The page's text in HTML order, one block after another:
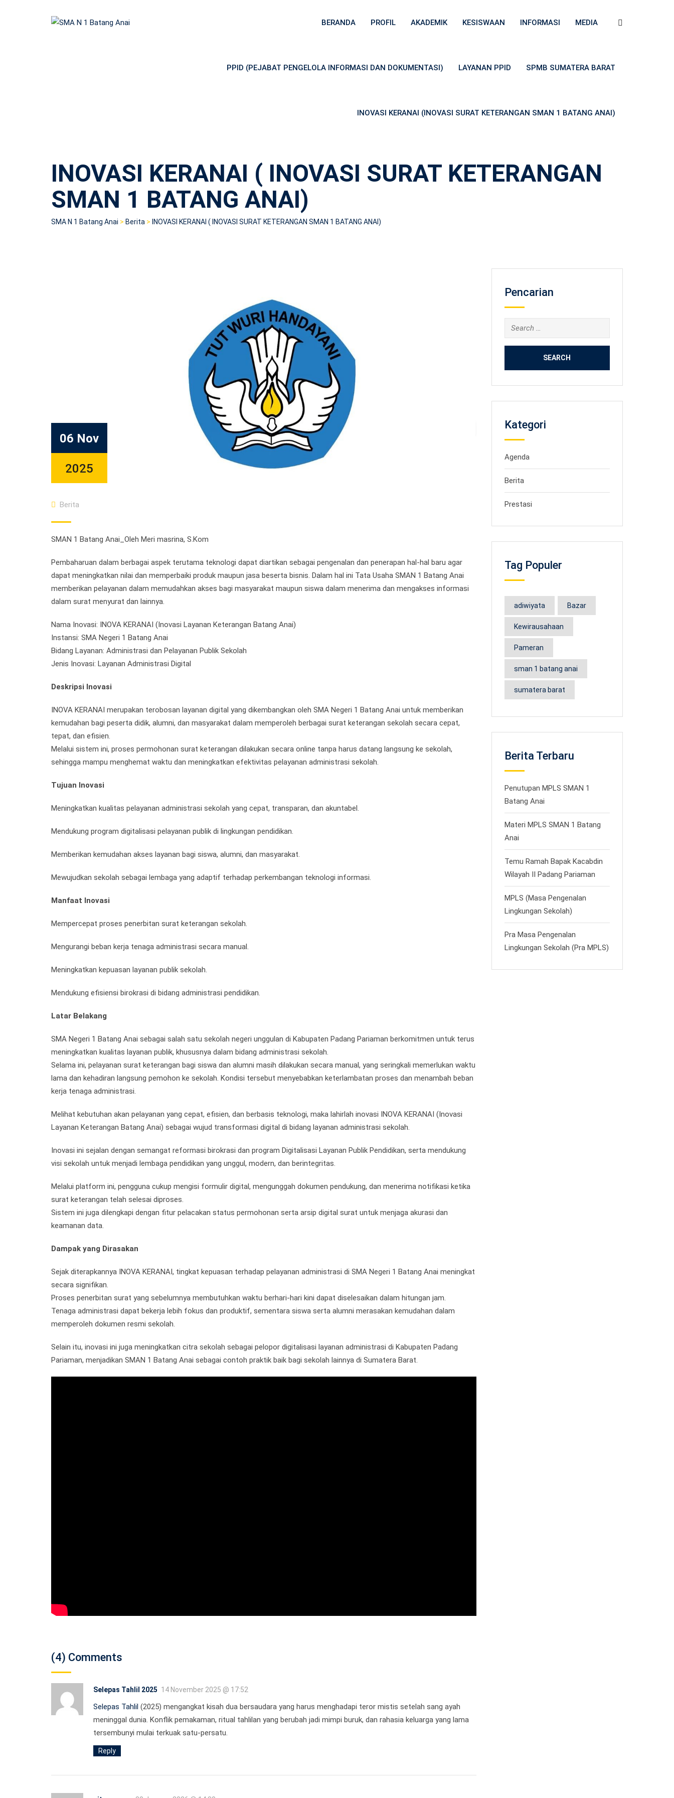
BERANDA PROFIL AKADEMIK KESISWAAN INFORMASI MEDIA
PPID (PEJABAT PENGELOLA INFORMASI DAN DOKUMENTASI) LAYANAN PPID SPMB SUMATERA BARAT
INOVASI KERANAI (INOVASI SURAT KETERANGAN SMAN 1 BATANG ANAI)
INOVASI KERANAI ( INOVASI SURAT KETERANGAN
SMAN 1 BATANG ANAI)
SMA N 1 Batang Anai > Berita > INOVASI KERANAI ( INOVASI SURAT KETERANGAN SMAN 1 BATANG ANAI)
06 Nov
2025
Berita
SMAN 1 Batang Anai_Oleh Meri masrina, S.Kom
Pembaharuan dalam berbagai aspek terutama teknologi dapat diartikan sebagai pengenalan dan penerapan hal-hal baru agar
dapat meningkatkan nilai dan memperbaiki produk maupun jasa beserta bisnis. Dalam hal ini Tata Usaha SMAN 1 Batang Anai
memberikan pelayanan dalam memudahkan akses bagi masyarakat maupun siswa dalam menerima dan mengakses informasi
dalam surat menyurat dan lainnya.
Nama Inovasi: INOVA KERANAI (Inovasi Layanan Keterangan Batang Anai)
Instansi: SMA Negeri 1 Batang Anai
Bidang Layanan: Administrasi dan Pelayanan Publik Sekolah
Jenis Inovasi: Layanan Administrasi Digital
Deskripsi Inovasi
INOVA KERANAI merupakan terobosan layanan digital yang dikembangkan oleh SMA Negeri 1 Batang Anai untuk memberikan
kemudahan bagi peserta didik, alumni, dan masyarakat dalam memperoleh berbagai surat keterangan sekolah secara cepat,
tepat, dan efisien.
Melalui sistem ini, proses permohonan surat keterangan dilakukan secara online tanpa harus datang langsung ke sekolah,
sehingga mampu menghemat waktu dan meningkatkan efektivitas pelayanan administrasi sekolah.
Tujuan Inovasi
Meningkatkan kualitas pelayanan administrasi sekolah yang cepat, transparan, dan akuntabel.
Mendukung program digitalisasi pelayanan publik di lingkungan pendidikan.
Memberikan kemudahan akses layanan bagi siswa, alumni, dan masyarakat.
Mewujudkan sekolah sebagai lembaga yang adaptif terhadap perkembangan teknologi informasi.
Manfaat Inovasi
Mempercepat proses penerbitan surat keterangan sekolah.
Mengurangi beban kerja tenaga administrasi secara manual.
Meningkatkan kepuasan layanan publik sekolah.
Mendukung efisiensi birokrasi di bidang administrasi pendidikan.
Latar Belakang
SMA Negeri 1 Batang Anai sebagai salah satu sekolah negeri unggulan di Kabupaten Padang Pariaman berkomitmen untuk terus
meningkatkan kualitas layanan publik, khususnya dalam bidang administrasi sekolah.
Selama ini, pelayanan surat keterangan bagi siswa dan alumni masih dilakukan secara manual, yang seringkali memerlukan waktu
lama dan kehadiran langsung pemohon ke sekolah. Kondisi tersebut menyebabkan keterlambatan proses dan menambah beban
kerja tenaga administrasi.
Melihat kebutuhan akan pelayanan yang cepat, efisien, dan berbasis teknologi, maka lahirlah inovasi INOVA KERANAI (Inovasi
Layanan Keterangan Batang Anai) sebagai wujud transformasi digital di bidang layanan administrasi sekolah.
Inovasi ini sejalan dengan semangat reformasi birokrasi dan program Digitalisasi Layanan Publik Pendidikan, serta mendukung
visi sekolah untuk menjadi lembaga pendidikan yang unggul, modern, dan berintegritas.
Melalui platform ini, pengguna cukup mengisi formulir digital, mengunggah dokumen pendukung, dan menerima notifikasi ketika
surat keterangan telah selesai diproses.
Sistem ini juga dilengkapi dengan fitur pelacakan status permohonan serta arsip digital surat untuk menjaga akurasi dan
keamanan data.
Dampak yang Dirasakan
Sejak diterapkannya INOVA KERANAI, tingkat kepuasan terhadap pelayanan administrasi di SMA Negeri 1 Batang Anai meningkat
secara signifikan.
Proses penerbitan surat yang sebelumnya membutuhkan waktu berhari-hari kini dapat diselesaikan dalam hitungan jam.
Tenaga administrasi dapat bekerja lebih fokus dan produktif, sementara siswa serta alumni merasakan kemudahan dalam
memperoleh dokumen resmi sekolah.
Selain itu, inovasi ini juga meningkatkan citra sekolah sebagai pelopor digitalisasi layanan administrasi di Kabupaten Padang
Pariaman, menjadikan SMAN 1 Batang Anai sebagai contoh praktik baik bagi sekolah lainnya di Sumatera Barat.
(4) Comments
Selepas Tahlil 2025 14 November 2025 @ 17:52
Selepas Tahlil (2025) mengangkat kisah dua bersaudara yang harus menghadapi teror mistis setelah sang ayah
meninggal dunia. Konflik pemakaman, ritual tahlilan yang berubah jadi mimpi buruk, dan rahasia keluarga yang lama
tersembunyi mulai terkuak satu-persatu.
Reply
Pencarian
Search
for:
Kategori
Agenda
Berita
Prestasi
Tag Populer
adiwiyata Bazar
Kewirausahaan
Pameran
sman 1 batang anai
sumatera barat
Berita Terbaru
Penutupan MPLS SMAN 1
Batang Anai
Materi MPLS SMAN 1 Batang
Anai
Temu Ramah Bapak Kacabdin
Wilayah II Padang Pariaman
MPLS (Masa Pengenalan
Lingkungan Sekolah)
Pra Masa Pengenalan
Lingkungan Sekolah (Pra MPLS)